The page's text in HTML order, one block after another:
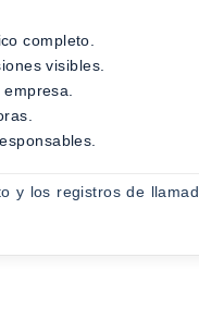
completo.
visibles.
los registros de